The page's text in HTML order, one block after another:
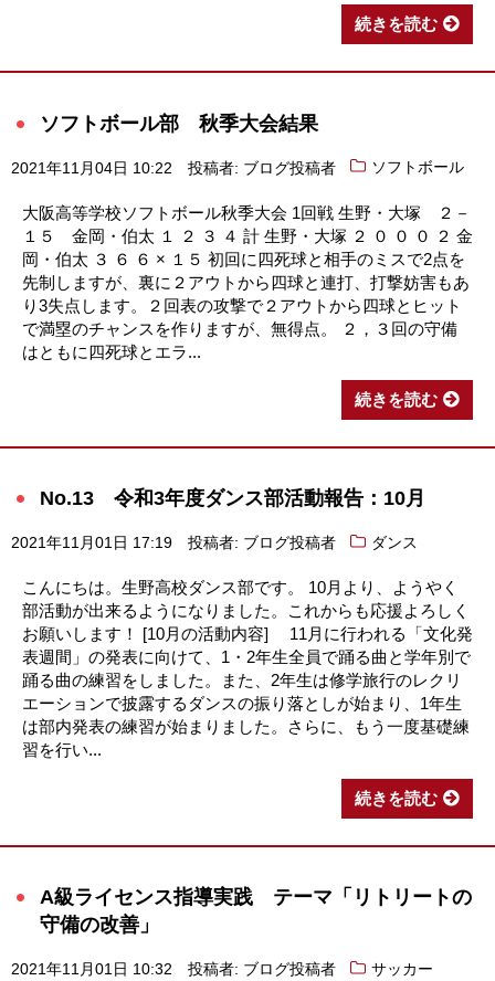
続きを読む
ソフトボール部 秋季大会結果
2021年11月04日 10:22 投稿者: ブログ投稿者 ソフトボール
大阪高等学校ソフトボール秋季大会 1回戦 生野・大塚 ２－
１５ 金岡・伯太 １ ２ ３ ４ 計 生野・大塚 ２ ０ ０ ０ ２ 金
岡・伯太 ３ ６ ６ × １５ 初回に四死球と相手のミスで2点を
先制しますが、裏に２アウトから四球と連打、打撃妨害もあ
り3失点します。２回表の攻撃で２アウトから四球とヒット
で満塁のチャンスを作りますが、無得点。 ２，３回の守備
はともに四死球とエラ...
続きを読む
No.13 令和3年度ダンス部活動報告：10月
2021年11月01日 17:19 投稿者: ブログ投稿者 ダンス
こんにちは。生野高校ダンス部です。 10月より、ようやく
部活動が出来るようになりました。これからも応援よろしく
お願いします！ [10月の活動内容] 11月に行われる「文化発
表週間」の発表に向けて、1・2年生全員で踊る曲と学年別で
踊る曲の練習をしました。また、2年生は修学旅行のレクリ
エーションで披露するダンスの振り落としが始まり、1年生
は部内発表の練習が始まりました。さらに、もう一度基礎練
習を行い...
続きを読む
A級ライセンス指導実践 テーマ「リトリートの
守備の改善」
2021年11月01日 10:32 投稿者: ブログ投稿者 サッカー